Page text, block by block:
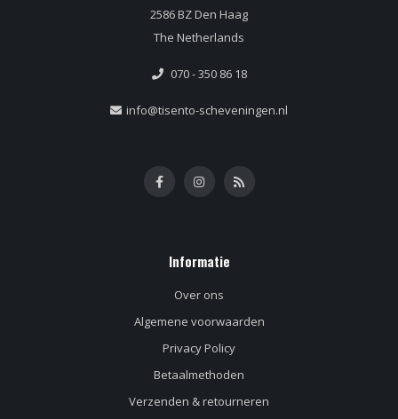
2586 BZ Den Haag
The Netherlands
070 - 350 86 18
info@tisento-scheveningen.nl
Informatie
Over ons
Algemene voorwaarden
Privacy Policy
Betaalmethoden
Verzenden & retourneren